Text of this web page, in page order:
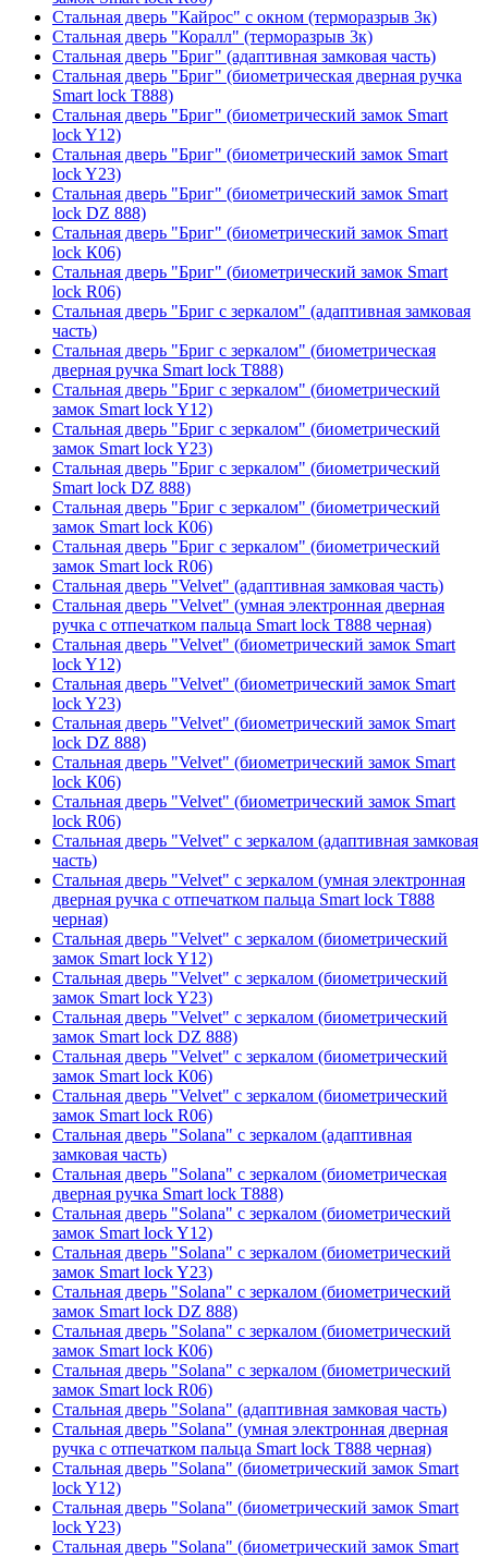
Стальная дверь "Кайрос" с окном (терморазрыв 3к)
Стальная дверь "Коралл" (терморазрыв 3к)
Стальная дверь "Бриг" (адаптивная замковая часть)
Стальная дверь "Бриг" (биометрическая дверная ручка
Smart lock T888)
Стальная дверь "Бриг" (биометрический замок Smart
lock Y12)
Стальная дверь "Бриг" (биометрический замок Smart
lock Y23)
Стальная дверь "Бриг" (биометрический замок Smart
lock DZ 888)
Стальная дверь "Бриг" (биометрический замок Smart
lock К06)
Стальная дверь "Бриг" (биометрический замок Smart
lock R06)
Стальная дверь "Бриг с зеркалом" (адаптивная замковая
часть)
Стальная дверь "Бриг с зеркалом" (биометрическая
дверная ручка Smart lock T888)
Стальная дверь "Бриг с зеркалом" (биометрический
замок Smart lock Y12)
Стальная дверь "Бриг с зеркалом" (биометрический
замок Smart lock Y23)
Стальная дверь "Бриг с зеркалом" (биометрический
Smart lock DZ 888)
Стальная дверь "Бриг с зеркалом" (биометрический
замок Smart lock К06)
Стальная дверь "Бриг с зеркалом" (биометрический
замок Smart lock R06)
Стальная дверь "Velvet" (адаптивная замковая часть)
Стальная дверь "Velvet" (умная электронная дверная
ручка с отпечатком пальца Smart lock T888 черная)
Стальная дверь "Velvet" (биометрический замок Smart
lock Y12)
Стальная дверь "Velvet" (биометрический замок Smart
lock Y23)
Стальная дверь "Velvet" (биометрический замок Smart
lock DZ 888)
Стальная дверь "Velvet" (биометрический замок Smart
lock К06)
Стальная дверь "Velvet" (биометрический замок Smart
lock R06)
Стальная дверь "Velvet" с зеркалом (адаптивная замковая
часть)
Стальная дверь "Velvet" с зеркалом (умная электронная
дверная ручка с отпечатком пальца Smart lock T888
черная)
Стальная дверь "Velvet" с зеркалом (биометрический
замок Smart lock Y12)
Стальная дверь "Velvet" с зеркалом (биометрический
замок Smart lock Y23)
Стальная дверь "Velvet" с зеркалом (биометрический
замок Smart lock DZ 888)
Стальная дверь "Velvet" с зеркалом (биометрический
замок Smart lock К06)
Стальная дверь "Velvet" с зеркалом (биометрический
замок Smart lock R06)
Стальная дверь "Solana" с зеркалом (адаптивная
замковая часть)
Стальная дверь "Solana" с зеркалом (биометрическая
дверная ручка Smart lock T888)
Стальная дверь "Solana" с зеркалом (биометрический
замок Smart lock Y12)
Стальная дверь "Solana" с зеркалом (биометрический
замок Smart lock Y23)
Стальная дверь "Solana" с зеркалом (биометрический
замок Smart lock DZ 888)
Стальная дверь "Solana" с зеркалом (биометрический
замок Smart lock К06)
Стальная дверь "Solana" с зеркалом (биометрический
замок Smart lock R06)
Стальная дверь "Solana" (адаптивная замковая часть)
Стальная дверь "Solana" (умная электронная дверная
ручка с отпечатком пальца Smart lock T888 черная)
Стальная дверь "Solana" (биометрический замок Smart
lock Y12)
Стальная дверь "Solana" (биометрический замок Smart
lock Y23)
Стальная дверь "Solana" (биометрический замок Smart